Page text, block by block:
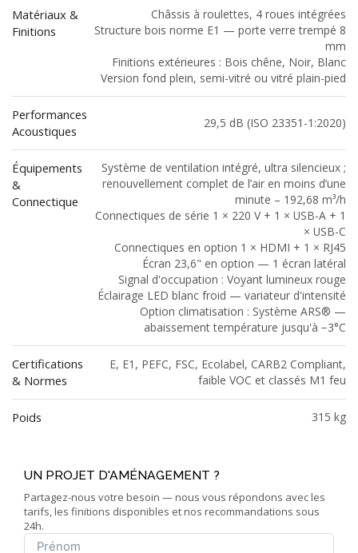
Matériaux &
Finitions
Châssis à roulettes, 4 roues intégrées
Structure bois norme E1 — porte verre trempé 8
mm
Finitions extérieures : Bois chêne, Noir, Blanc
Version fond plein, semi-vitré ou vitré plain-pied
Performances
Acoustiques
29,5 dB (ISO 23351-1:2020)
Équipements
&
Connectique
Système de ventilation intégré, ultra silencieux ;
renouvellement complet de l’air en moins d’une
minute – 192,68 m³/h
Connectiques de série 1 × 220 V + 1 × USB-A + 1
× USB-C
Connectiques en option 1 × HDMI + 1 × RJ45
Écran 23,6" en option — 1 écran latéral
Signal d'occupation : Voyant lumineux rouge
Éclairage LED blanc froid — variateur d'intensité
Option climatisation : Système ARS® —
abaissement température jusqu'à −3°C
Certifications
& Normes
E, E1, PEFC, FSC, Ecolabel, CARB2 Compliant,
faible VOC et classés M1 feu
Poids 315 kg
UN PROJET D'AMÉNAGEMENT ?
Partagez-nous votre besoin — nous vous répondons avec les
tarifs, les finitions disponibles et nos recommandations sous
24h.